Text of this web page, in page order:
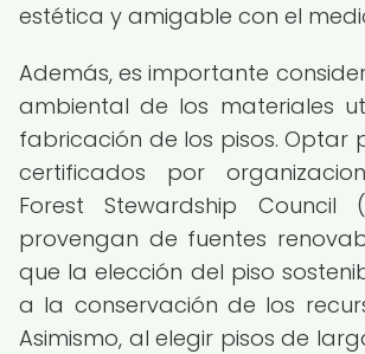
estética y amigable con el
Además, es importante
ambiental de los materiales
fabricación de los pisos. Optar
certificados por
Forest Stewardship Council
provengan de fuentes
que la elección del piso
a la conservación de los
Asimismo, al elegir pisos de